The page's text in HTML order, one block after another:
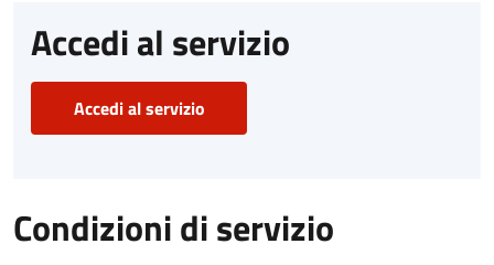
Accedi al servizio
Accedi al servizio
Condizioni di servizio